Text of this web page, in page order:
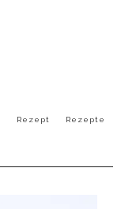
Rezept Rezepte